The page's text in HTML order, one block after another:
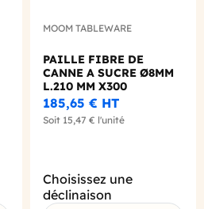
MOOM TABLEWARE
PAILLE FIBRE DE
CANNE A SUCRE Ø8MM
L.210 MM X300
185,65 € HT
Soit 15,47 € l'unité
Choisissez une
déclinaison